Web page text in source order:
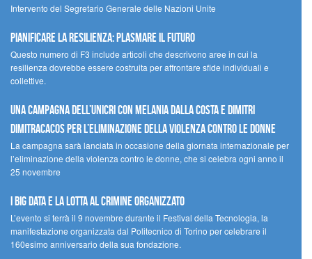
Intervento del Segretario Generale delle Nazioni Unite
Pianificare la resilienza: plasmare il futuro
Questo numero di F3 include articoli che descrivono aree in cui la
resilienza dovrebbe essere costruita per affrontare sfide individuali e
collettive.
Una campagna dell’UNICRI con Melania Dalla Costa e Dimitri
Dimitracacos per l’eliminazione della violenza contro le donne
La campagna sarà lanciata in occasione della giornata internazionale per
l’eliminazione della violenza contro le donne, che si celebra ogni anno il
25 novembre
I Big Data e la lotta al crimine organizzato
L’evento si terrà il 9 novembre durante il Festival della Tecnologia, la
manifestazione organizzata dal Politecnico di Torino per celebrare il
160esimo anniversario della sua fondazione.